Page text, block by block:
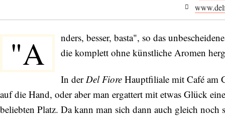
"A
nders, besser, basta", so das
die komplett ohne künstliche Aromen
In der Del Fiore Hauptfiliale mit Café am
auf die Hand, oder aber man ergattert mit etwas Glück
beliebten Platz. Da kann man sich dann auch gleich